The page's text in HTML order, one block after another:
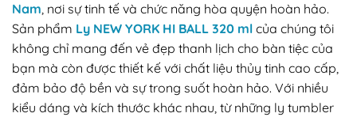
Nam, nơi sự tinh tế và chức năng hòa quyện hoàn hảo.
Sản phẩm Ly NEW YORK HI BALL 320 ml của chúng tôi
không chỉ mang đến vẻ đẹp thanh lịch cho bàn tiệc của
bạn mà còn được thiết kế với chất liệu thủy tinh cao cấp,
đảm bảo độ bền và sự trong suốt hoàn hảo. Với nhiều
kiểu dáng và kích thước khác nhau, từ những ly tumbler